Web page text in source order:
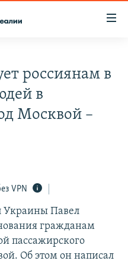
россиянам в
в
Москвой –
VPN
Украины Павел
гражданам
пассажирского
Об этом он написал